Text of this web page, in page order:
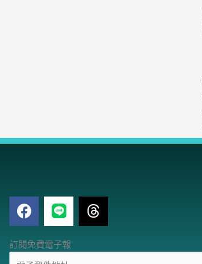
F
a
e
T
h
訂閱免費電子報
電